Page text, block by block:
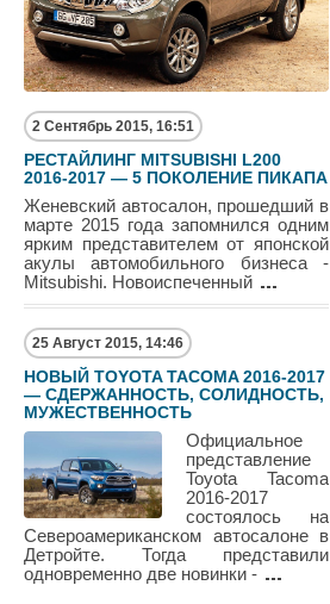
2 Сентябрь 2015, 16:51
РЕСТАЙЛИНГ MITSUBISHI L200
2016-2017 — 5 ПОКОЛЕНИЕ ПИКАПА
Женевский автосалон, прошедший в
марте 2015 года запомнился одним
ярким представителем от японской
акулы автомобильного бизнеса -
Mitsubishi. Новоиспеченный
25 Август 2015, 14:46
НОВЫЙ TOYOTA TACOMA 2016-2017
— СДЕРЖАННОСТЬ, СОЛИДНОСТЬ,
МУЖЕСТВЕННОСТЬ
Официальное
представление
Toyota Tacoma
2016-2017
состоялось на
Североамериканском автосалоне в
Детройте. Тогда представили
одновременно две новинки -